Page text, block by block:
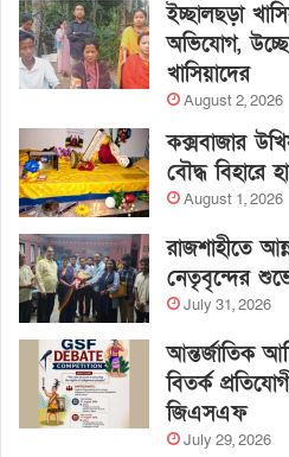
ইচ্ছালছড়া
অভিযোগ,
খাসিয়াদের
August 2, 2026
কক্সবাজার
বৌদ্ধ বিহারে
August 1, 2026
রাজশাহীতে
নেতৃবৃন্দের
July 31, 2026
আন্তর্জাতিক
বিতর্ক
জিএসএফ
July 29, 2026